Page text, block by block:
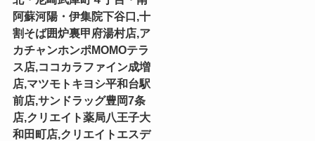
阿蘇河陽・伊集院下谷口,十
割そば囲炉裏甲府湯村店,ア
カチャンホンポMOMOテラ
ス店,ココカラファイン成増
店,マツモトキヨシ平和台駅
前店,サンドラッグ豊岡7条
店,クリエイト薬局八王子大
和田町店,クリエイトエスデ